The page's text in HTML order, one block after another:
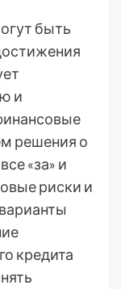
быть
и
решения о
«за» и
риски и
кредита